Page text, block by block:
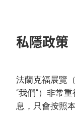
私隱政策
法蘭克福展覽
“我們”）非常
息，只會按照